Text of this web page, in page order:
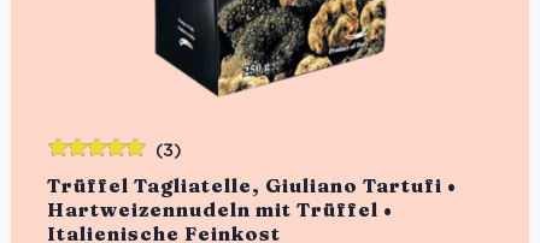
Trüffel Tagliatelle, Giuliano Tartufi •
Hartweizennudeln mit Trüffel •
Italienische Feinkost
(3)
Bewertet
mit5.00von
5